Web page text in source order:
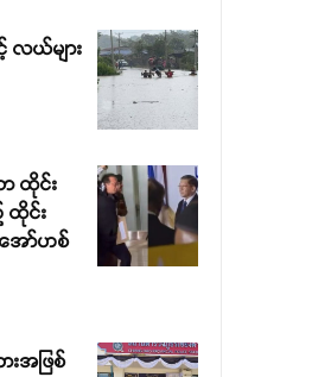
လယ်များ
ထိုင်း
ထိုင်း
ော်ဟစ်
အဖြစ်